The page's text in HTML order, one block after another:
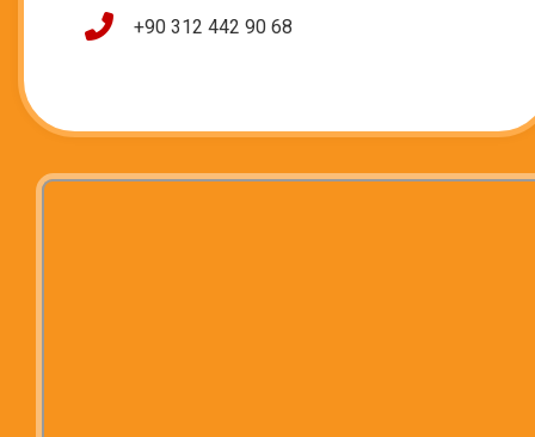
+90 312 442 90 68